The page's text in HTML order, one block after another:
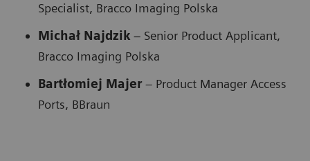
Specialist, Bracco Imaging Polska
Michał Najdzik – Senior Product Applicant,
Bracco Imaging Polska
Bartłomiej Majer– Product Manager Access
Ports, BBraun